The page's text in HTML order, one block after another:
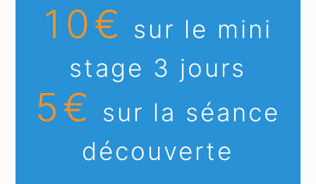
10€ sur le mini
stage 3 jours
5€ sur la séance
découverte